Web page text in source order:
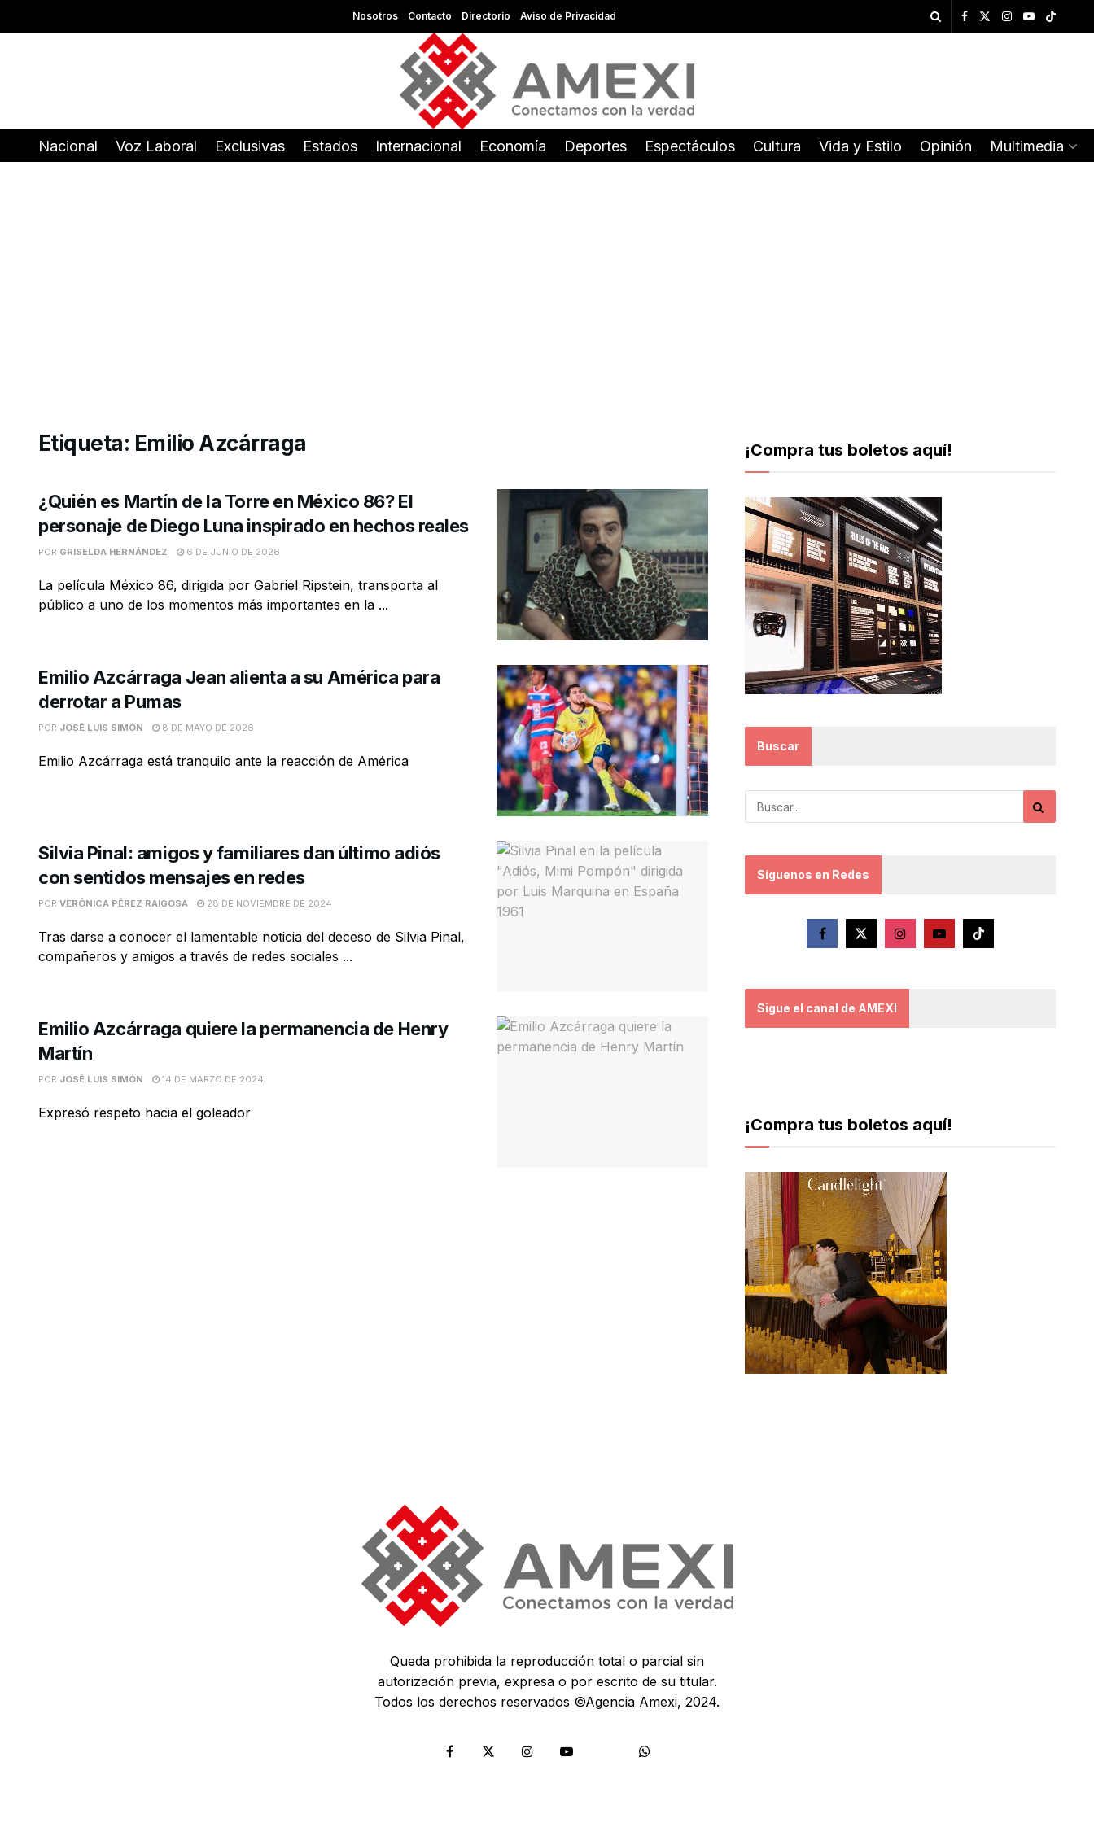
Nosotros Contacto Directorio Aviso de Privacidad
Nacional Voz Laboral Exclusivas Estados Internacional Economía Deportes Espectáculos Cultura Vida y Estilo Opinión Multimedia
Etiqueta: Emilio Azcárraga
¿Quién es Martín de la Torre en México 86? El
personaje de Diego Luna inspirado en hechos reales
POR GRISELDA HERNÁNDEZ 6 DE JUNIO DE 2026
La película México 86, dirigida por Gabriel Ripstein, transporta al
público a uno de los momentos más importantes en la ...
Emilio Azcárraga Jean alienta a su América para
derrotar a Pumas
POR JOSÉ LUIS SIMÓN 8 DE MAYO DE 2026
Emilio Azcárraga está tranquilo ante la reacción de América
Silvia Pinal: amigos y familiares dan último adiós
con sentidos mensajes en redes
POR VERÓNICA PÉREZ RAIGOSA 28 DE NOVIEMBRE DE 2024
Tras darse a conocer el lamentable noticia del deceso de Silvia Pinal,
compañeros y amigos a través de redes sociales ...
Emilio Azcárraga quiere la permanencia de Henry
Martín
POR JOSÉ LUIS SIMÓN 14 DE MARZO DE 2024
Expresó respeto hacia el goleador
¡Compra tus boletos aquí!
Buscar
Síguenos en Redes
Sigue el canal de AMEXI
¡Compra tus boletos aquí!
Queda prohibida la reproducción total o parcial sin
autorización previa, expresa o por escrito de su titular.
Todos los derechos reservados ©Agencia Amexi, 2024.